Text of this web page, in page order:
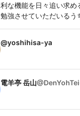
利な機能を日々追い求
勉強させていただいるう
@yoshihisa-ya
電羊亭 岳山@